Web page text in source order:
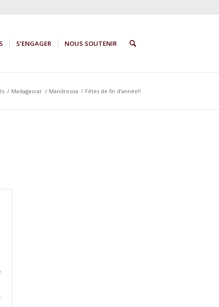
S’ENGAGER NOUS SOUTENIR
/ Madagascar / Mandrosoa / Fêtes de fin d’année!!